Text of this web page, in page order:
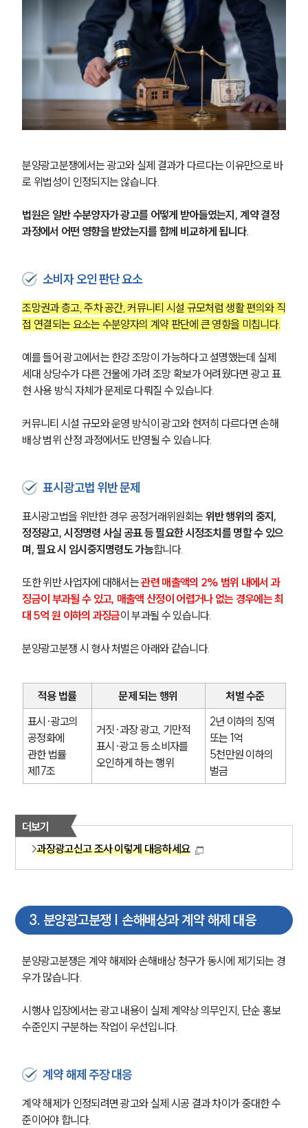
분양광고분쟁에서는 광고와 실제 결과가 다르다는 이유만으로 바
로 위법성이 인정되지는 않습니다.
법원은 일반 수분양자가 광고를 어떻게 받아들였는지, 계약 결정
과정에서 어떤 영향을 받았는지를 함께 비교하게 됩니다.
소비자 오인 판단 요소
조망권과 층고, 주차 공간, 커뮤니티 시설 규모처럼 생활 편의와 직
접 연결되는 요소는 수분양자의 계약 판단에 큰 영향을 미칩니다.
예를 들어 광고에서는 한강 조망이 가능하다고 설명했는데 실제
세대 상당수가 다른 건물에 가려 조망 확보가 어려웠다면 광고 표
현 사용 방식 자체가 문제로 다뤄질 수 있습니다.
커뮤니티 시설 규모와 운영 방식이 광고와 현저히 다르다면 손해
배상 범위 산정 과정에서도 반영될 수 있습니다.
표시광고법 위반 문제
표시광고법을 위반한 경우 공정거래위원회는 위반 행위의 중지,
정정광고, 시정명령 사실 공표 등 필요한 시정조치를 명할 수 있으
며, 필요 시 임시중지명령도 가능합니다.
또한 위반 사업자에 대해서는 관련 매출액의 2% 범위 내에서 과
징금이 부과될 수 있고, 매출액 산정이 어렵거나 없는 경우에는 최
대 5억 원 이하의 과징금이 부과될 수 있습니다.
분양광고분쟁 시 형사 처벌은 아래와 같습니다.
적용 법률 문제 되는 행위
처벌 수준
표시·광고의
공정화에
관한 법률
제17조
거짓·과장 광고, 기만적
표시·광고 등 소비자를
오인하게 하는 행위
2년 이하의 징역
또는 1억
5천만원 이하의
벌금
더보기
과장광고신고 조사 이렇게 대응하세요
3. 분양광고분쟁 | 손해배상과 계약 해제 대응
분양광고분쟁은 계약 해제와 손해배상 청구가 동시에 제기되는 경
우가 많습니다.
시행사 입장에서는 광고 내용이 실제 계약상 의무인지, 단순 홍보
수준인지 구분하는 작업이 우선입니다.
계약 해제 주장 대응
계약 해제가 인정되려면 광고와 실제 시공 결과 차이가 중대한 수
준이어야 합니다.